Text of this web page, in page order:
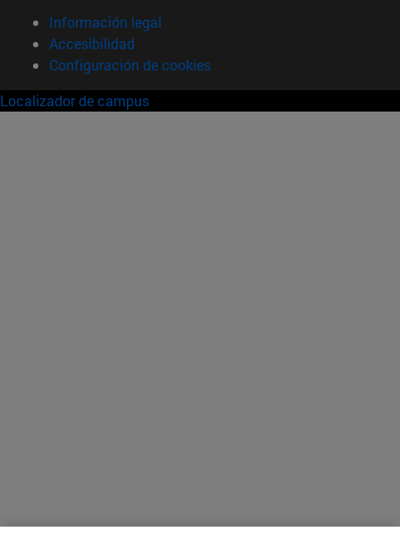
Información legal
Accesibilidad
Configuración de cookies
Localizador de campus